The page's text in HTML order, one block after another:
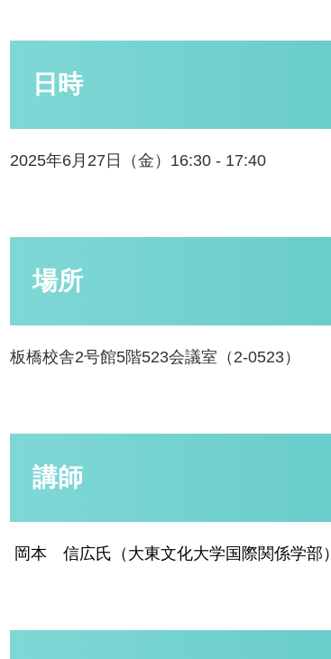
日時
2025年6月27日（金）16:30 - 17:40
場所
板橋校舎2号館5階523会議室（2-0523）
講師
岡本 信広氏（大東文化大学国際関係学部）